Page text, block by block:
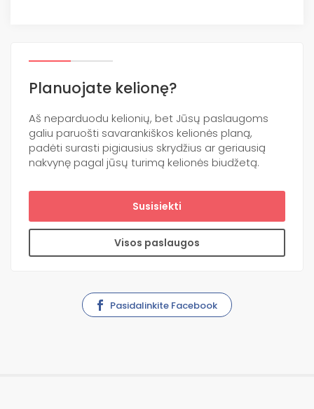
Planuojate kelionę?
Aš neparduodu kelionių, bet Jūsų paslaugoms
galiu paruošti savarankiškos kelionės planą,
padėti surasti pigiausius skrydžius ar geriausią
nakvynę pagal jūsų turimą kelionės biudžetą.
Susisiekti
Visos paslaugos
Pasidalinkite Facebook